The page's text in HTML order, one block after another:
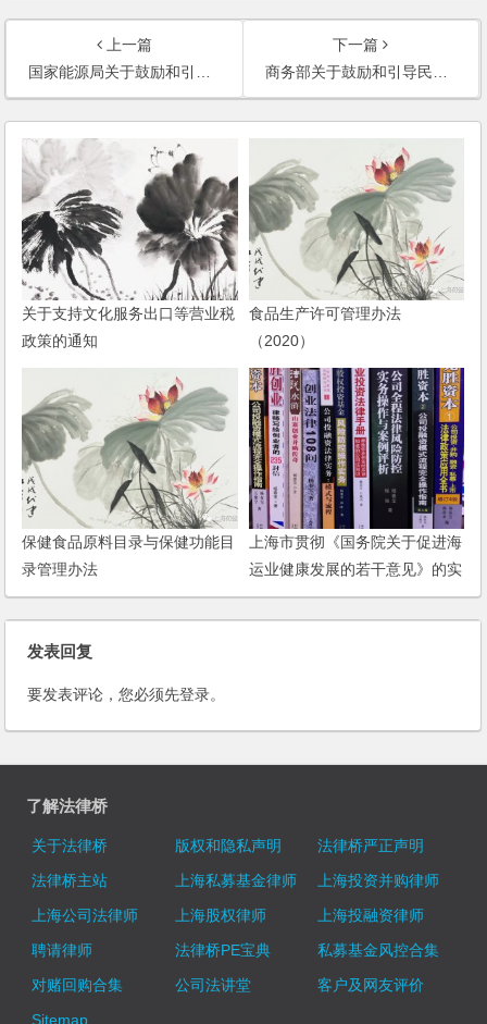
上一篇
国家能源局关于鼓励和引导民间资本进一步扩大能源领域投资的实施意见
下一篇
商务部关于鼓励和引导民间资本进入商贸流通领域的实施意见
关于支持文化服务出口等营业税
政策的通知
食品生产许可管理办法
（2020）
保健食品原料目录与保健功能目
录管理办法
上海市贯彻《国务院关于促进海
运业健康发展的若干意见》的实
施方案
发表回复
要发表评论，您必须先登录。
了解法律桥
关于法律桥 版权和隐私声明
法律桥严正声明
法律桥主站
上海私募基金律师
上海投资并购律师
上海公司法律师
上海股权律师
上海投融资律师
聘请律师
法律桥PE宝典
私募基金风控合集
对赌回购合集
公司法讲堂
客户及网友评价
Sitemap